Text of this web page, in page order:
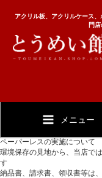
アクリル板、アクリルケース
門
メニュー
ペーパーレスの実施について
環境保存の見地から、当店で
す
納品書、請求書、領収書等は